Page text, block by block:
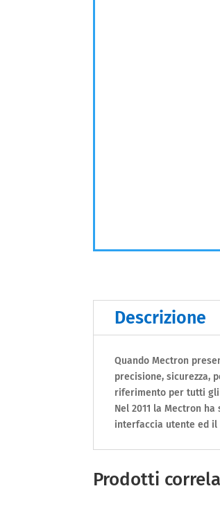
Descrizione
Quando Mectron
precisione, sicurezza,
riferimento per tutti gli
Nel 2011 la Mectron
interfaccia utente ed il
Prodotti